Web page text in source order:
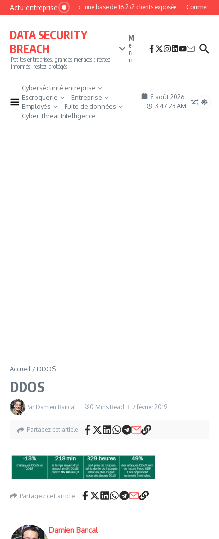
Aller au contenu
Actu entrepriseMyPhoto : une base de 16 272 clients exposée Comment
DATA SECURITY
BREACH
Petites entreprises, grandes menaces : restez
informés, restez protégés
M
e
n
u
Cybersécurité entreprise
Escroquerie
Entreprise
Employés
Fuite de données
Cyber Threat Intelligence
8 août 2026
3:47:24 AM
Accueil / DDOS
DDOS
Par Damien Bancal 0 Mins Read 7 février 2019
Partagez cet article
Partagez cet article
Damien Bancal